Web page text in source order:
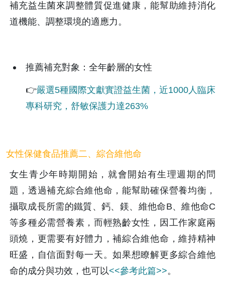
補充益生菌來調整體質促進健康，能幫助維持消化
道機能、調整環境的適應力。
推薦補充對象：全年齡層的女性
👉嚴選5種國際文獻實證益生菌，近1000人臨床
專科研究，舒敏保護力達263%
女性保健食品推薦二、綜合維他命
女生青少年時期開始，就會開始有生理週期的問
題，透過補充綜合維他命，能幫助確保營養均衡，
攝取成長所需的鐵質、鈣、鎂、維他命B、維他命C
等多種必需營養素，而輕熟齡女性，因工作家庭兩
頭燒，更需要有好體力，補綜合維他命，維持精神
旺盛，自信面對每一天。如果想瞭解更多綜合維他
命的成分與功效，也可以<<參考此篇>>。